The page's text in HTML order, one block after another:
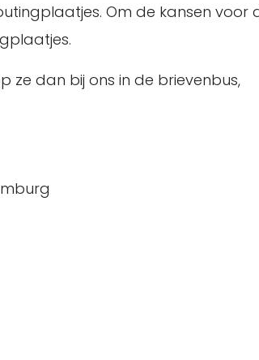
Om de kansen voor
ze dan bij ons in de brievenbus,